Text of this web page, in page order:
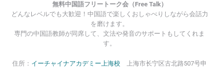
無料中国語フリートーク会（Free Talk）
どんなレベルでも大歓迎！中国語で楽しくおしゃべりしながら会話力
を磨けます。
専門の中国語教師が同席して、文法や発音のサポートもしてくれま
す。
住所： イーチャイナアカデミー上海校 上海市长宁区古北路507号申